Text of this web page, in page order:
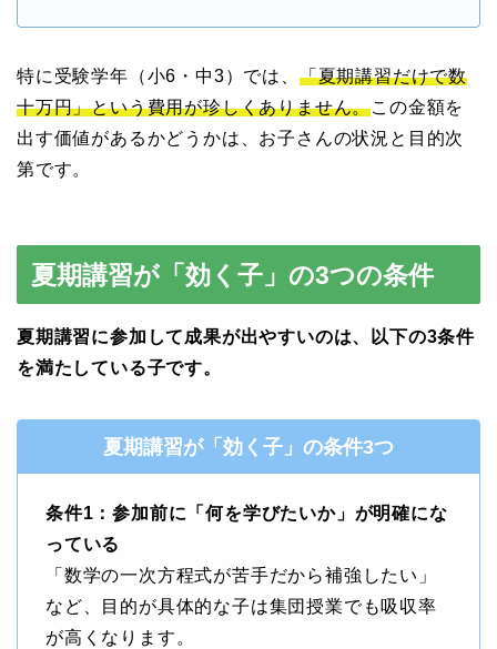
特に受験学年（小6・中3）では、 「夏期講習だけで数
十万円」という費用が珍しくありません。この金額を
出す価値があるかどうかは、お子さんの状況と目的次
第です。
夏期講習が「効く子」の3つの条件
夏期講習に参加して成果が出やすいのは、以下の3条件
を満たしている子です。
夏期講習が「効く子」の条件3つ
条件1：参加前に「何を学びたいか」が明確にな
っている
「数学の一次方程式が苦手だから補強したい」
など、目的が具体的な子は集団授業でも吸収率
が高くなります。